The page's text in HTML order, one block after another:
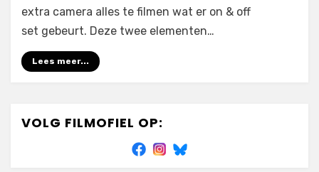
extra camera alles te filmen wat er on & off
set gebeurt. Deze twee elementen…
Lees meer...
VOLG FILMOFIEL OP: